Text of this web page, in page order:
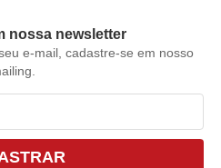
nossa newsletter
e-mail, cadastre-se em nosso